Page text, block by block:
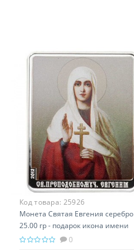
Код товара: 25926
Монета Святая Евгения серебро
25.00 гр - подарок икона имени
0